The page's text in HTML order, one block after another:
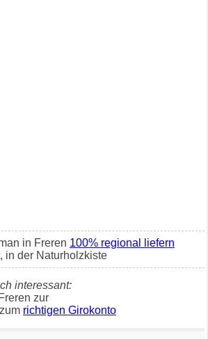
in Freren 100% regional liefern
in der Naturholzkiste
interessant:
zur
richtigen Girokonto